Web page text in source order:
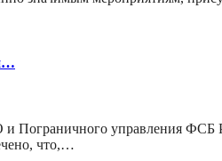
Пограничного управления
что,…